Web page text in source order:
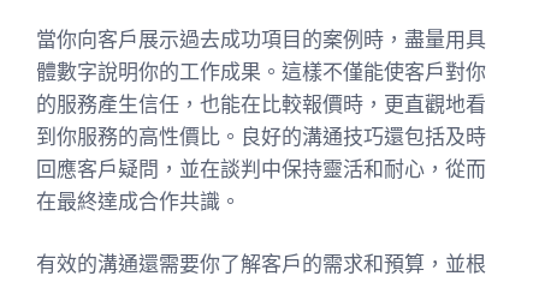
當你向客戶展示過去成功項目的案例時，盡量用具
體數字說明你的工作成果。這樣不僅能使客戶對你
的服務產生信任，也能在比較報價時，更直觀地看
到你服務的高性價比。良好的溝通技巧還包括及時
回應客戶疑問，並在談判中保持靈活和耐心，從而
在最終達成合作共識。
有效的溝通還需要你了解客戶的需求和預算，並根